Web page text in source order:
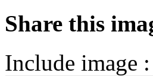
Share this
Include image :